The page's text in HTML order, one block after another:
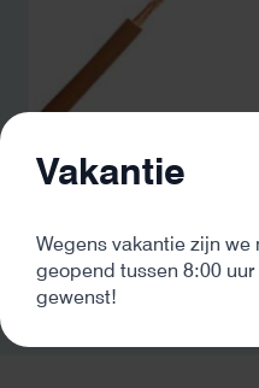
bruin
Vakantie
Wegens vakantie zijn
geopend tussen 8:00
gewenst!